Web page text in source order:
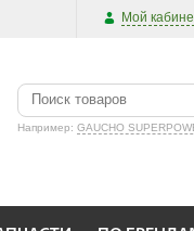
Мой
Например: GAUCHO